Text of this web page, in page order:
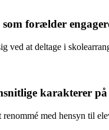
forælder
ved at deltage i
karakterer
med hensyn til